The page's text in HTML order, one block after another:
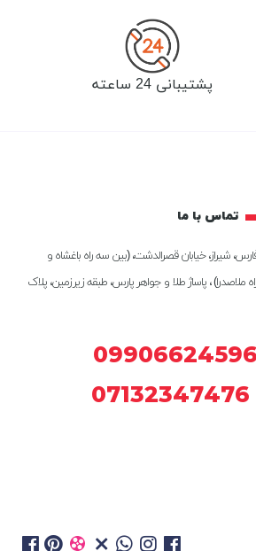
پشتیبانی 24 ساعته
تماس با ما
شیراز، خیابان قصرالدشت، (بین سه راه باغشاه و
ملاصدرا) ، پاساژ طلا و جواهر پارس، طبقه زیرزمین، پلاک